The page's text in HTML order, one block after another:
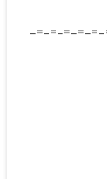
-=-=-=-=-